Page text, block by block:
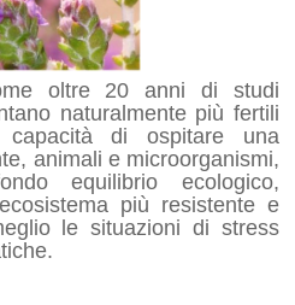
oltre 20 anni di studi
naturalmente più fertili
di ospitare una
animali e microorganismi,
equilibrio ecologico,
più resistente e
le situazioni di stress